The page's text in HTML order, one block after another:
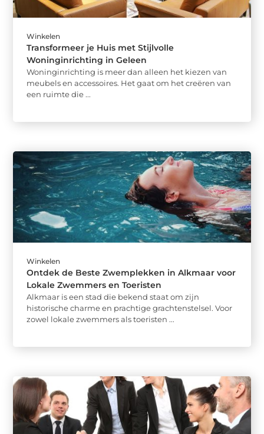
Winkelen
Transformeer je Huis met Stijlvolle
Woninginrichting in Geleen
Woninginrichting is meer dan alleen het kiezen van
meubels en accessoires. Het gaat om het creëren van
een ruimte die ...
Winkelen
Ontdek de Beste Zwemplekken in Alkmaar voor
Lokale Zwemmers en Toeristen
Alkmaar is een stad die bekend staat om zijn
historische charme en prachtige grachtenstelsel. Voor
zowel lokale zwemmers als toeristen ...